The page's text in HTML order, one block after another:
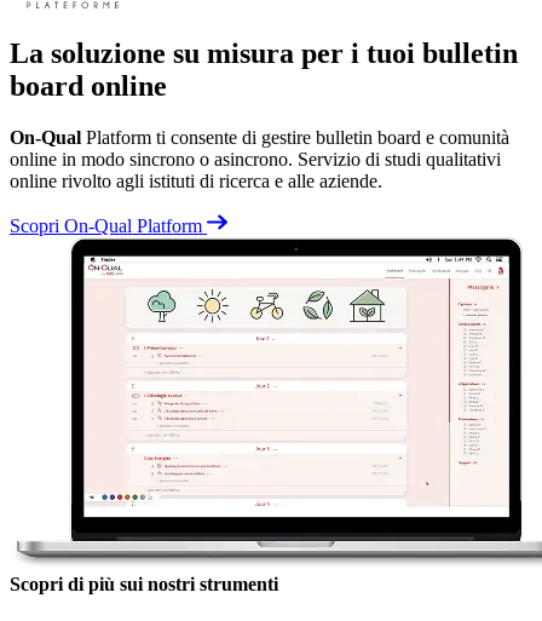
La soluzione su misura per i tuoi bulletin
board online
On-Qual Platform ti consente di gestire bulletin board e comunità
online in modo sincrono o asincrono. Servizio di studi qualitativi
online rivolto agli istituti di ricerca e alle aziende.
Scopri On-Qual Platform
Scopri di più sui nostri strumenti